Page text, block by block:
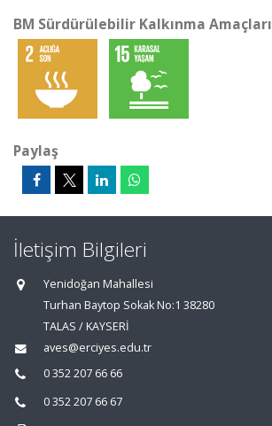
BM Sürdürülebilir Kalkınma Amaçları
Paylaş
İletişim Bilgileri
Yenidoğan Mahallesi
Turhan Baytop Sokak No:1 38280
TALAS / KAYSERİ
aves@erciyes.edu.tr
0 352 207 66 66
0 352 207 66 67